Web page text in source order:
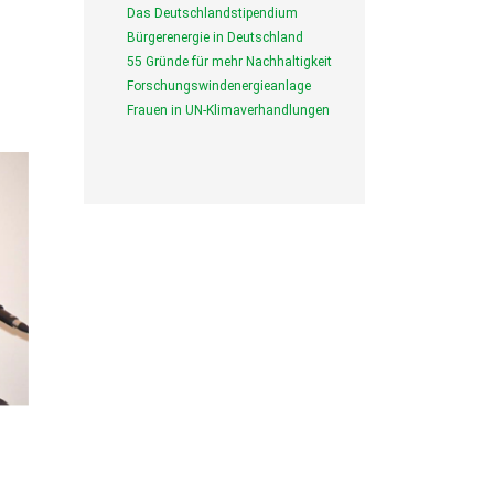
Das Deutschlandstipendium
Bürgerenergie in Deutschland
55 Gründe für mehr Nachhaltigkeit
Forschungswindenergieanlage
Frauen in UN-Klimaverhandlungen